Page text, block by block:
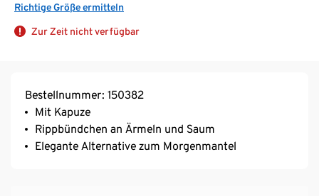
Richtige Größe ermitteln
Zur Zeit nicht verfügbar
Bestellnummer: 150382
Mit Kapuze
Rippbündchen an Ärmeln und Saum
Elegante Alternative zum Morgenmantel